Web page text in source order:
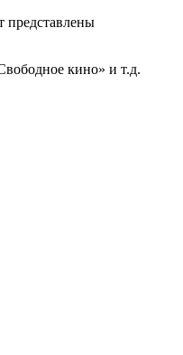
представлены
кино» и т.д.